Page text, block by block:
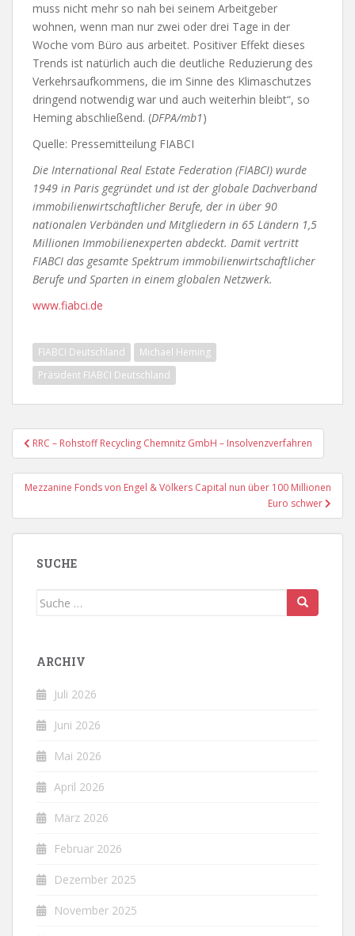
muss nicht mehr so nah bei seinem Arbeitgeber
wohnen, wenn man nur zwei oder drei Tage in der
Woche vom Büro aus arbeitet. Positiver Effekt dieses
Trends ist natürlich auch die deutliche Reduzierung des
Verkehrsaufkommens, die im Sinne des Klimaschutzes
dringend notwendig war und auch weiterhin bleibt“, so
Heming abschließend. (DFPA/mb1)
Quelle: Pressemitteilung FIABCI
Die International Real Estate Federation (FIABCI) wurde
1949 in Paris gegründet und ist der globale Dachverband
immobilienwirtschaftlicher Berufe, der in über 90
nationalen Verbänden und Mitgliedern in 65 Ländern 1,5
Millionen Immobilienexperten abdeckt. Damit vertritt
FIABCI das gesamte Spektrum immobilienwirtschaftlicher
Berufe und Sparten in einem globalen Netzwerk.
www.fiabci.de
FIABCI Deutschland
Michael Heming
Präsident FIABCI Deutschland
Beitragsnavigation
RRC – Rohstoff Recycling Chemnitz GmbH – Insolvenzverfahren
Mezzanine Fonds von Engel & Völkers Capital nun über 100 Millionen
Euro schwer
SUCHE
Suche
ARCHIV
Juli 2026
Juni 2026
Mai 2026
April 2026
März 2026
Februar 2026
Dezember 2025
November 2025